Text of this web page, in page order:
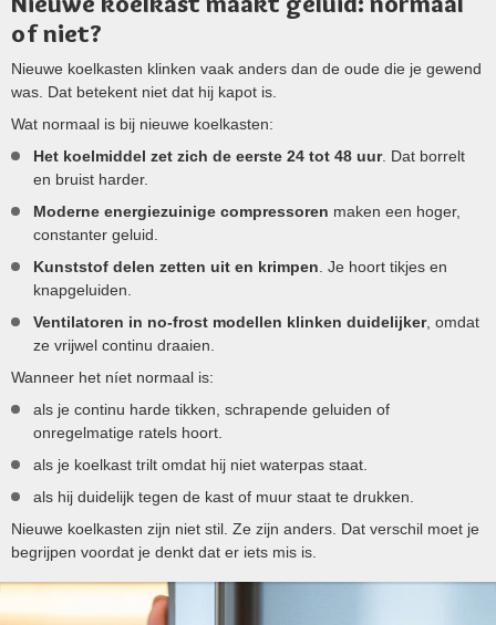
of niet?
Nieuwe koelkasten klinken vaak anders dan de oude die je gewend
was. Dat betekent niet dat hij kapot is.
Wat normaal is bij nieuwe koelkasten:
Het koelmiddel zet zich de eerste 24 tot 48 uur. Dat borrelt
en bruist harder.
Moderne energiezuinige compressoren maken een hoger,
constanter geluid.
Kunststof delen zetten uit en krimpen . Je hoort tikjes en
knapgeluiden.
Ventilatoren in no-frost modellen klinken duidelijker, omdat
ze vrijwel continu draaien.
Wanneer het níet normaal is:
als je continu harde tikken, schrapende geluiden of
onregelmatige ratels hoort.
als je koelkast trilt omdat hij niet waterpas staat.
als hij duidelijk tegen de kast of muur staat te drukken.
Nieuwe koelkasten zijn niet stil. Ze zijn anders. Dat verschil moet je
begrijpen voordat je denkt dat er iets mis is.